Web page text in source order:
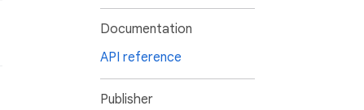
Documentation
API reference
Publisher